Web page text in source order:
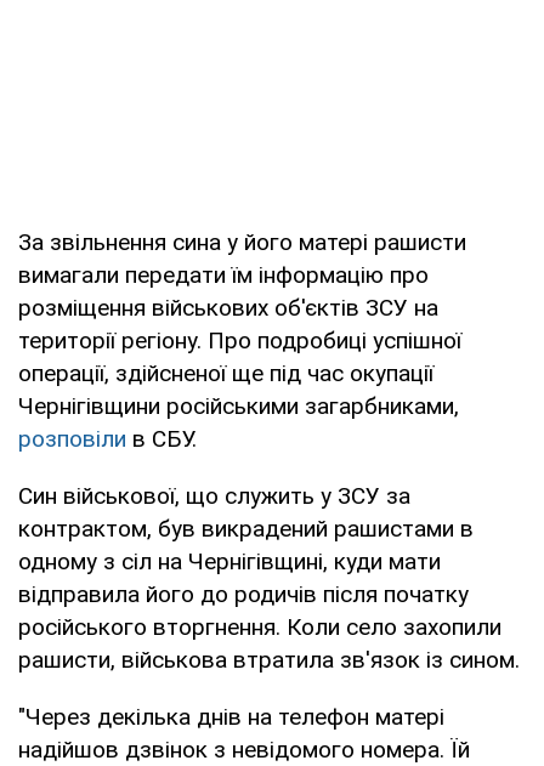
За звільнення сина у його матері рашисти
вимагали передати їм інформацію про
розміщення військових об'єктів ЗСУ на
території регіону. Про подробиці успішної
операції, здійсненої ще під час окупації
Чернігівщини російськими загарбниками,
розповіли в СБУ.
Син військової, що служить у ЗСУ за
контрактом, був викрадений рашистами в
одному з сіл на Чернігівщині, куди мати
відправила його до родичів після початку
російського вторгнення. Коли село захопили
рашисти, військова втратила зв'язок із сином.
"Через декілька днів на телефон матері
надійшов дзвінок з невідомого номера. Їй